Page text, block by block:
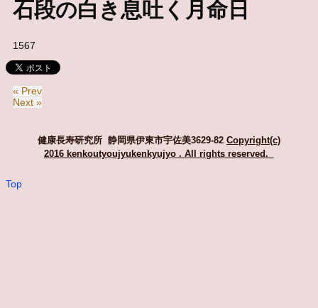
石段の白き息吐く月命日
1567
« Prev
Next »
健康長寿研究所 静岡県伊東市宇佐美3629-82 Copyright(c)
2016 kenkoutyoujyukenkyujyo . All rights reserved.
Top